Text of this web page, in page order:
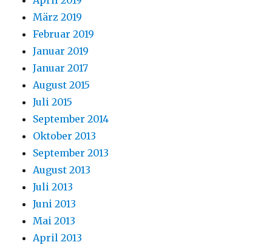
März 2019
Februar 2019
Januar 2019
Januar 2017
August 2015
Juli 2015
September 2014
Oktober 2013
September 2013
August 2013
Juli 2013
Juni 2013
Mai 2013
April 2013